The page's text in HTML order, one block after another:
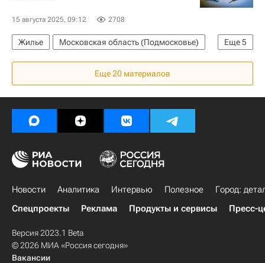
15 августа 2025, 09:12 2708
Еще5
Жилье
Московская область (Подмосковье)
Никита Чаплин
Госдума РФ
Федеральная налоговая служба (ФНС России)
Налоги
Еще 20 материалов
Новости Аналитика Интервью Полезное
Город:
Спецпроекты
Реклама Продукты и сервисы Пресс-
Версия 2023.1 Beta
© 2026 МИА «Россия сегодня»
Вакансии